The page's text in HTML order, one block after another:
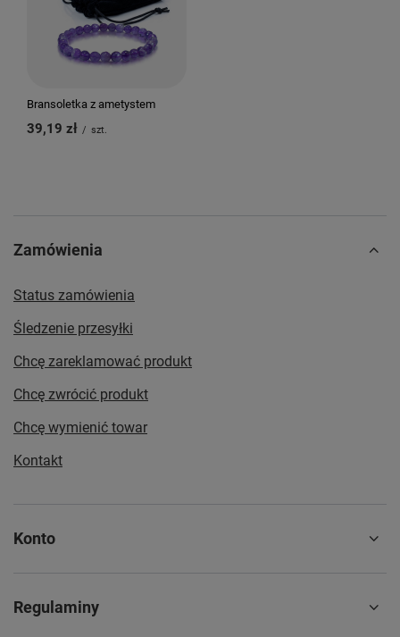
Bransoletka z ametystem
39,19 zł / szt.
Zamówienia
Status zamówienia
Śledzenie przesyłki
Chcę zareklamować produkt
Chcę zwrócić produkt
Chcę wymienić towar
Kontakt
Konto
Regulaminy